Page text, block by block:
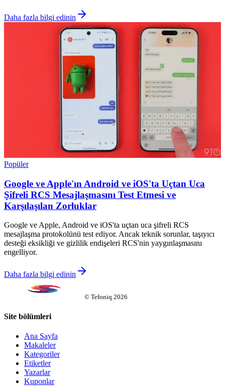
Daha fazla bilgi edinin
Popüler
Google ve Apple'ın Android ve iOS'ta Uçtan Uca
Şifreli RCS Mesajlaşmasını Test Etmesi ve
Karşılaşılan Zorluklar
Google ve Apple, Android ve iOS'ta uçtan uca şifreli RCS
mesajlaşma protokolünü test ediyor. Ancak teknik sorunlar, taşıyıcı
desteği eksikliği ve gizlilik endişeleri RCS'nin yaygınlaşmasını
engelliyor.
Daha fazla bilgi edinin
© Tefoniq 2026
Site bölümleri
Ana Sayfa
Makaleler
Kategoriler
Etiketler
Yazarlar
Kuponlar